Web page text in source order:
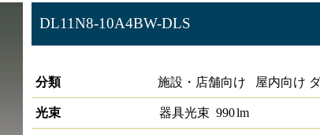
DL11N8-10A4BW-DLS
分類
施設・店舗向け 屋内向け
光束 器具光束 990lm